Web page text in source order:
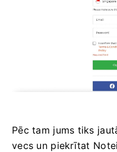
Pēc tam jums tiks
vecs un piekrītat